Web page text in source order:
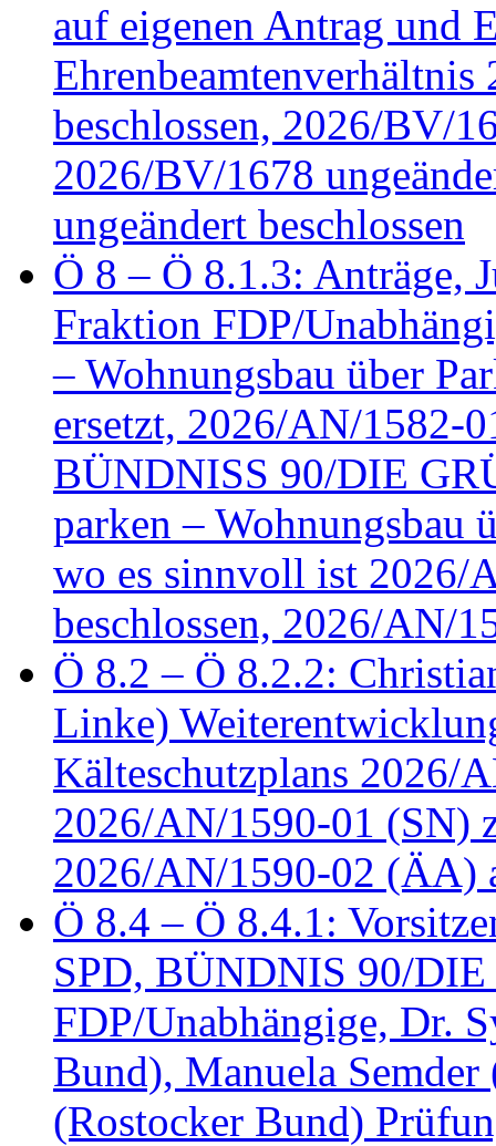
auf eigenen Antrag und
beschlossen, 2026/BV/
2026/BV/1678
ungeändert beschlossen
Ö 8 – Ö 8.1.3: Anträge,
Fraktion FDP/
– Wohnungsbau über
ersetzt, 2026/AN/1582-
BÜNDNISS 90/DIE
parken – Wohnungsbau
wo es sinnvoll ist 2026/
beschlossen, 2026/AN/
Ö 8.2 – Ö 8.2.2:
Linke)
Kälteschutzplans 2026/
2026/AN/1590-01 (SN)
2026/AN/1590-02 (ÄA)
Ö 8.4 – Ö 8.4.1:
SPD, BÜNDNIS 90/
FDP/Unabhängige, Dr.
Bund), Manuela
(Rostocker Bund)